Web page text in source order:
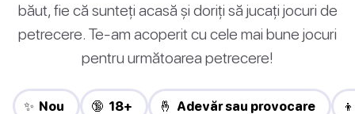
băut, fie că sunteți acasă și doriți să jucați jocuri de
petrecere. Te-am acoperit cu cele mai bune jocuri
pentru următoarea petrecere!
✨ Nou 🔞 18+ 🤞 Adevăr sau provocare